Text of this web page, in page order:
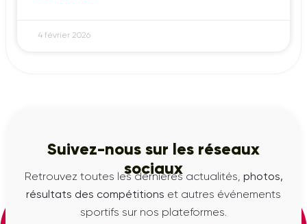
4 février 2026
Suivez-nous sur les réseaux
sociaux
Retrouvez toutes les dernières actualités, photos,
résultats des compétitions et autres événements
sportifs sur nos plateformes.